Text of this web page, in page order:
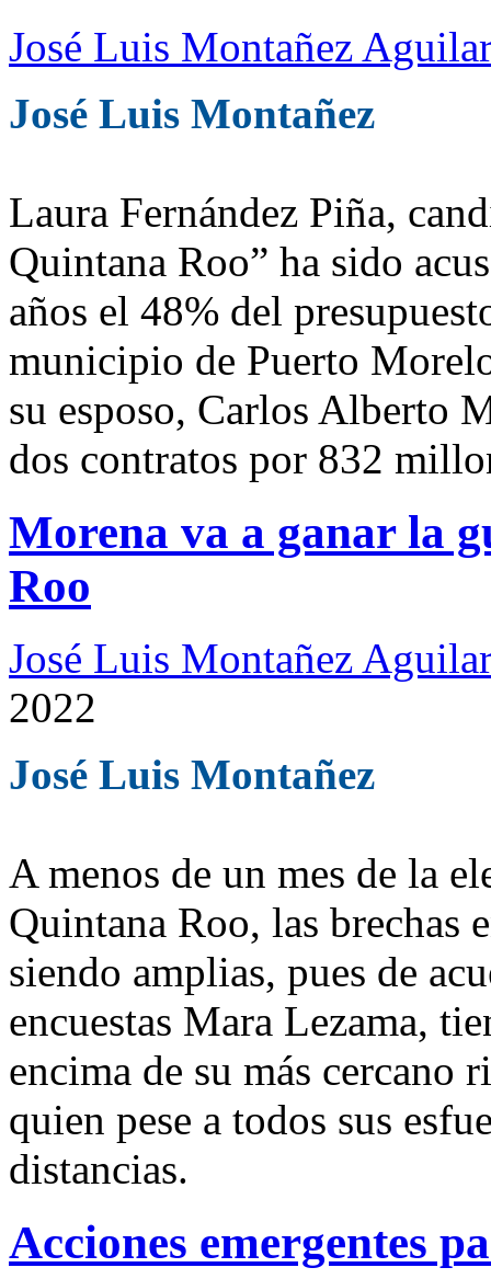
José Luis Montañez Aguilar
José Luis Montañez
Laura Fernández Piña,
Quintana Roo” ha sido
años el 48% del
municipio de Puerto
su esposo, Carlos Alberto
dos contratos por 832
Morena va a ganar la
Roo
José Luis Montañez Aguilar
2022
José Luis Montañez
A menos de un mes de la
Quintana Roo, las brechas
siendo amplias, pues de
encuestas Mara Lezama,
encima de su más cercano
quien pese a todos sus
distancias.
Acciones emergentes